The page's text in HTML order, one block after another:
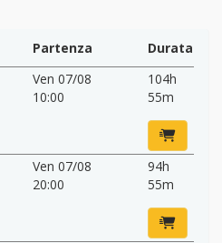
Partenza
Durata
Ven 07/08
10:00
104h
55m
Ven 07/08
20:00
94h
55m